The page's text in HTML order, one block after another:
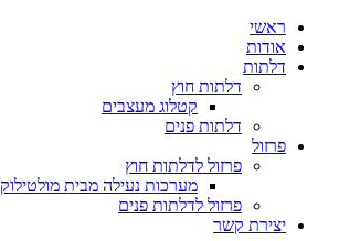
ראשי
אודות
דלתות
דלתות חוץ
קטלוג מעצבים
דלתות פנים
פרזול
פרזול לדלתות חוץ
מערכות נעילה מבית מולטילוק
פרזול לדלתות פנים
יצירת קשר